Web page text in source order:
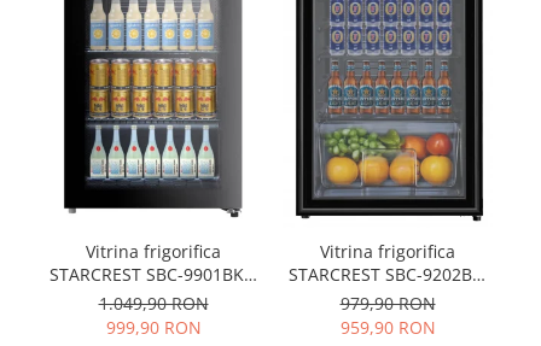
Vitrina frigorifica
STARCREST SBC-9901BKE,
93 L, Termostat reglabil,
Iluminare LED, Usa sticla,
1.049,90 RON
999,90 RON
Vitrina frigorifica
STARCREST SBC-9202BK,
93 L, Control
temperatura, Usa sticla,
979,90 RON
959,90 RON